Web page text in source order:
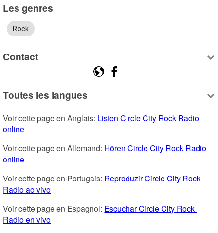
Les genres
Rock
Contact
Toutes les langues
Voir cette page en Anglais: Listen Circle City Rock Radio
online
Voir cette page en Allemand: Hören Circle City Rock Radio
online
Voir cette page en Portugais: Reproduzir Circle City Rock
Radio ao vivo
Voir cette page en Espagnol: Escuchar Circle City Rock
Radio en vivo